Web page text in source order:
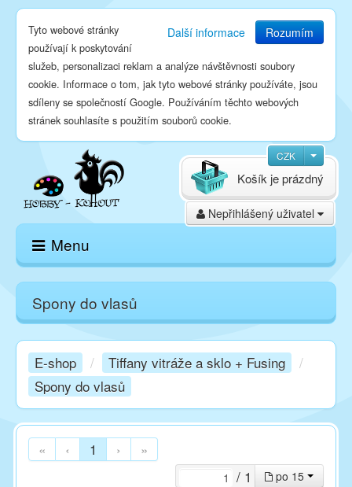
Další informace Rozumím
Tyto webové stránky
používají k poskytování
služeb, personalizaci reklam a analýze návštěvnosti soubory
cookie. Informace o tom, jak tyto webové stránky používáte, jsou
sdíleny se společností Google. Používáním těchto webových
stránek souhlasíte s použitím souborů cookie.
CZK
Nepřihlášený uživatel
Košík je prázdný
Menu
Domů
E-shop
Kurzy
Techniky
Spony do vlasů
E-shop / Tiffany vitráže a sklo + Fusing
/
Spony do vlasů
« ‹ 1 › »
po 15
/ 1